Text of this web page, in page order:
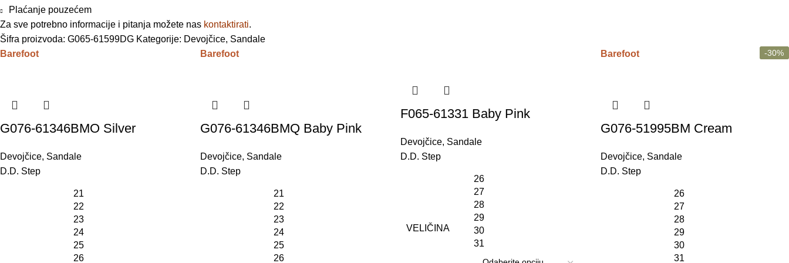
Plaćanje pouzećem
Za sve potrebno informacije i pitanja možete nas kontaktirati.
Šifra proizvoda: G065-61599DG Kategorije: Devojčice, Sandale
Barefoot
G076-61346BMO Silver
Devojčice, Sandale
D.D. Step
21
22
23
24
25
26
Barefoot
G076-61346BMQ Baby Pink
Devojčice, Sandale
D.D. Step
21
22
23
24
25
26
F065-61331 Baby Pink
Devojčice, Sandale
D.D. Step
VELIČINA
26
27
28
29
30
31
Barefoot -30%
G076-51995BM Cream
Devojčice, Sandale
D.D. Step
26
27
28
29
30
31
-30%